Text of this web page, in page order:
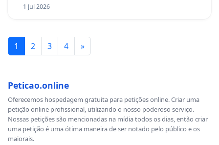
1 Jul 2026
1 2 3 4 »
Peticao.online
Oferecemos hospedagem gratuita para petições online. Criar uma
petição online profissional, utilizando o nosso poderoso serviço.
Nossas petições são mencionadas na mídia todos os dias, então criar
uma petição é uma ótima maneira de ser notado pelo público e os
maiorais.